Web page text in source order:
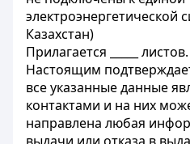
электроэнергетической
Казахстан)
Прилагается _____ листов.
Настоящим
все указанные данные
контактами и на них
направлена любая